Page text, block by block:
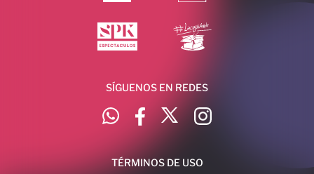
SÍGUENOS EN REDES
TÉRMINOS DE USO